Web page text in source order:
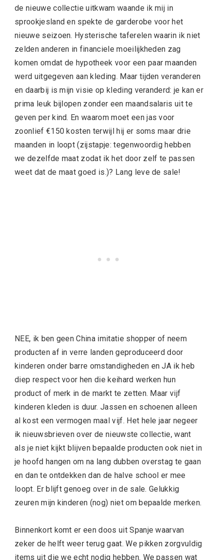
de nieuwe collectie uitkwam waande ik mij in
sprookjesland en spekte de garderobe voor het
nieuwe seizoen. Hysterische taferelen waarin ik niet
zelden anderen in financiele moeilijkheden zag
komen omdat de hypotheek voor een paar maanden
werd uitgegeven aan kleding. Maar tijden veranderen
en daarbij is mijn visie op kleding veranderd: je kan er
prima leuk bijlopen zonder een maandsalaris uit te
geven per kind. En waarom moet een jas voor
zoonlief €150 kosten terwijl hij er soms maar drie
maanden in loopt (zijstapje: tegenwoordig hebben
we dezelfde maat zodat ik het door zelf te passen
weet dat de maat goed is.)? Lang leve de sale!
NEE, ik ben geen China imitatie shopper of neem
producten af in verre landen geproduceerd door
kinderen onder barre omstandigheden en JA ik heb
diep respect voor hen die keihard werken hun
product of merk in de markt te zetten. Maar vijf
kinderen kleden is duur. Jassen en schoenen alleen
al kost een vermogen maal vijf. Het hele jaar negeer
ik nieuwsbrieven over de nieuwste collectie, want
als je niet kijkt blijven bepaalde producten ook niet in
je hoofd hangen om na lang dubben overstag te gaan
en dan te ontdekken dan de halve school er mee
loopt. Er blijft genoeg over in de sale. Gelukkig
zeuren mijn kinderen (nog) niet om bepaalde merken.
Binnenkort komt er een doos uit Spanje waarvan
zeker de helft weer terug gaat. We pikken zorgvuldig
items uit die we echt nodig hebben. We passen wat